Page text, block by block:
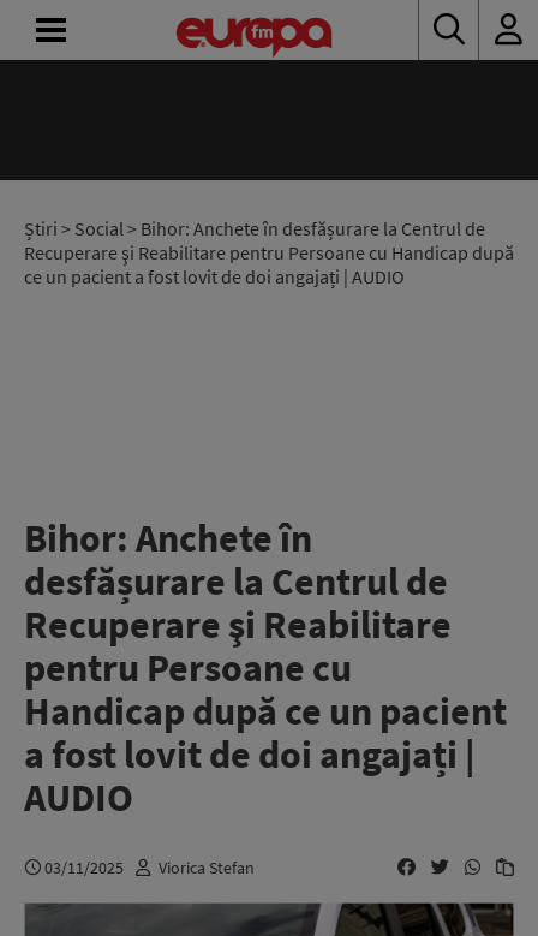
Știri > Social> Bihor: Anchete în desfășurare la Centrul de
Recuperare şi Reabilitare pentru Persoane cu Handicap după
ce un pacient a fost lovit de doi angajați | AUDIO
Bihor: Anchete în
desfășurare la Centrul de
Recuperare şi Reabilitare
pentru Persoane cu
Handicap după ce un pacient
a fost lovit de doi angajați |
AUDIO
03/11/2025 Viorica Stefan
RADIO
CONCURSURI